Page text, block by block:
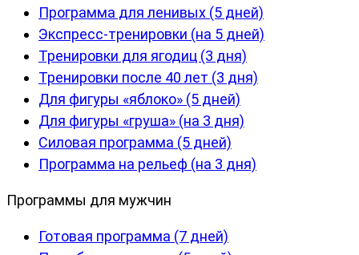
Программа для ленивых (5 дней)
Экспресс-тренировки (на 5 дней)
Тренировки для ягодиц (3 дня)
Тренировки после 40 лет (3 дня)
Для фигуры «яблоко» (5 дней)
Для фигуры «груша» (на 3 дня)
Силовая программа (5 дней)
Программа на рельеф (на 3 дня)
Программы для мужчин
Готовая программа (7 дней)